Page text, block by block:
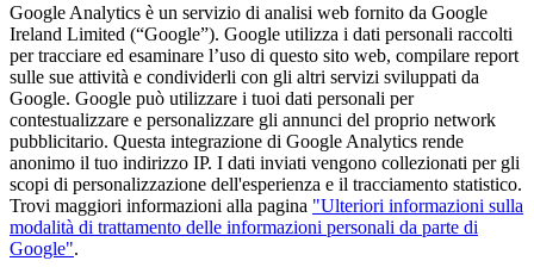
Google Analytics è un servizio di analisi web fornito da Google
Ireland Limited (“Google”). Google utilizza i dati personali raccolti
per tracciare ed esaminare l’uso di questo sito web, compilare report
sulle sue attività e condividerli con gli altri servizi sviluppati da
Google. Google può utilizzare i tuoi dati personali per
contestualizzare e personalizzare gli annunci del proprio network
pubblicitario. Questa integrazione di Google Analytics rende
anonimo il tuo indirizzo IP. I dati inviati vengono collezionati per gli
scopi di personalizzazione dell'esperienza e il tracciamento statistico.
Trovi maggiori informazioni alla pagina "Ulteriori informazioni sulla
modalità di trattamento delle informazioni personali da parte di
Google".